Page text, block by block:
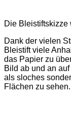
Die Bleistiftskizze
Dank der vielen
Bleistift viele
das Papier zu
Bild ab und an
als sloches
Flächen zu sehen.